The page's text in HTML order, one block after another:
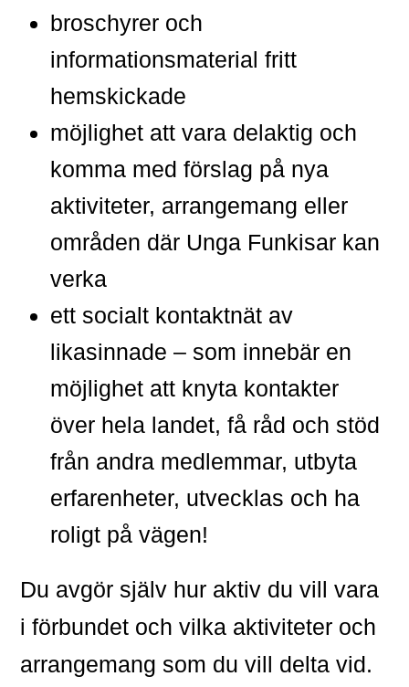
broschyrer och
informationsmaterial fritt
hemskickade
möjlighet att vara delaktig och
komma med förslag på nya
aktiviteter, arrangemang eller
områden där Unga Funkisar kan
verka
ett socialt kontaktnät av
likasinnade – som innebär en
möjlighet att knyta kontakter
över hela landet, få råd och stöd
från andra medlemmar, utbyta
erfarenheter, utvecklas och ha
roligt på vägen!
Du avgör själv hur aktiv du vill vara
i förbundet och vilka aktiviteter och
arrangemang som du vill delta vid.